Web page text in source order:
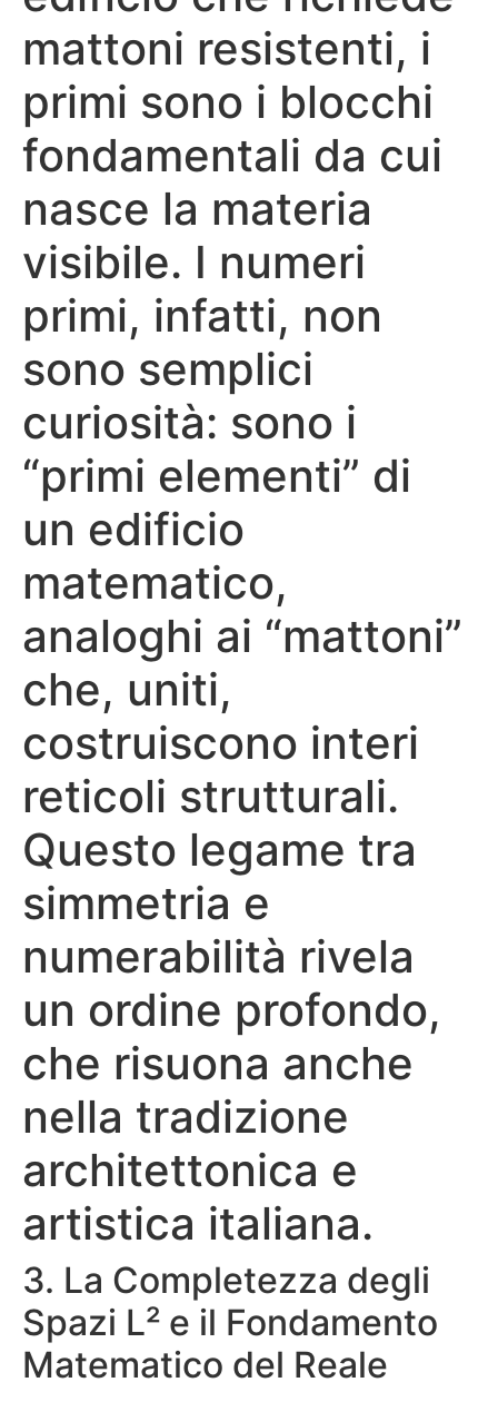
mattoni resistenti, i
primi sono i blocchi
fondamentali da cui
nasce la materia
visibile. I numeri
primi, infatti, non
sono semplici
curiosità: sono i
“primi elementi” di
un edificio
matematico,
analoghi ai “mattoni”
che, uniti,
costruiscono interi
reticoli strutturali.
Questo legame tra
simmetria e
numerabilità rivela
un ordine profondo,
che risuona anche
nella tradizione
architettonica e
artistica italiana.
3. La Completezza degli
Spazi L² e il Fondamento
Matematico del Reale